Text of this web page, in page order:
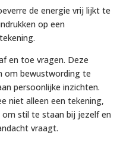
de energie vrij lijkt te
op een
en toe vragen. Deze
om bewustwording te
persoonlijke inzichten.
niet alleen een tekening,
stil te staan bij jezelf en
vraagt.